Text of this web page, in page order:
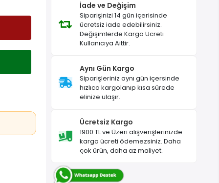
İade ve Değişim
Siparişinizi 14 gün içerisinde
ücretsiz iade edebilirsiniz.
Değişimlerde Kargo Ücreti
Kullanıcıya Aittir.
Aynı Gün Kargo
Siparişleriniz aynı gün içersinde
hızlıca kargolanıp kısa sürede
elinize ulaşır.
Ücretsiz Kargo
1900 TL ve Üzeri alışverişlerinizde
kargo ücreti ödemezsiniz. Daha
çok ürün, daha az maliyet.